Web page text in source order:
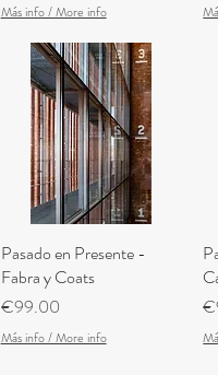
Más info / More info
Quick View
Pasado en Presente -
Fabra y Coats
Price
€99.00
Más info / More info